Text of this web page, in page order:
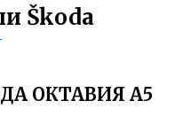
Škoda
ОКТАВИЯ А5